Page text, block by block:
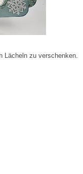
Lächeln zu verschenken.